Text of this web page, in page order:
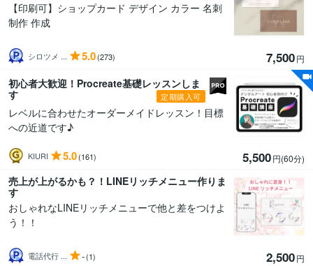
【印刷可】ショップカード デザイン カラー 名刺
制作 作成
シロツメ ... 5.0(273) 7,500円
初心者大歓迎！Procreate基礎レッスンしま
す
定期購入可
レベルに合わせたオーダーメイドレッスン！目標
への近道です♪
KIURI 5.0(161) 5,500円(60分)
売上が上がるかも？！LINEリッチメニュー作りま
す
おしゃれなLINEリッチメニューで他と差をつけよ
う！！
電話代行 ... -(1) 2,500円